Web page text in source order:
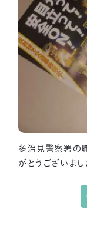
多治見警察署の
がとうございまし